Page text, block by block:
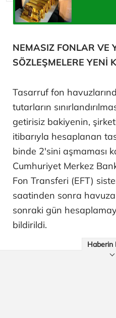
NEMASIZ FONLAR VE
SÖZLEŞMELERE YENİ
Tasarruf fon
tutarların
getirisiz bakiyenin,
itibarıyla hesaplanan
binde 2'sini aşmaması
Cumhuriyet Merkez
Fon Transferi (EFT)
saatinden sonra
sonraki gün
bildirildi.
Haberin